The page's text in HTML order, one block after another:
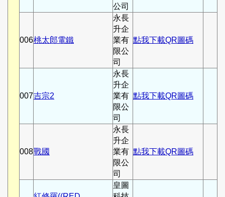
公司
006桃太郎電鐵
永長
升企
業有
限公
司
點我下載QR圖碼
007吉宗2
永長
升企
業有
限公
司
點我下載QR圖碼
008戰國
永長
升企
業有
限公
司
點我下載QR圖碼
皇圖